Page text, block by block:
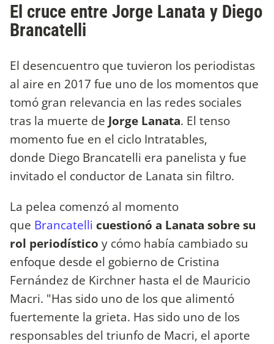
El cruce entre Jorge Lanata y Diego
Brancatelli
El desencuentro que tuvieron los periodistas
al aire en 2017 fue uno de los momentos que
tomó gran relevancia en las redes sociales
tras la muerte de Jorge Lanata. El tenso
momento fue en el ciclo Intratables,
donde Diego Brancatelli era panelista y fue
invitado el conductor de Lanata sin filtro.
La pelea comenzó al momento
que Brancatelli cuestionó a Lanata sobre su
rol periodístico y cómo había cambiado su
enfoque desde el gobierno de Cristina
Fernández de Kirchner hasta el de Mauricio
Macri. "Has sido uno de los que alimentó
fuertemente la grieta. Has sido uno de los
responsables del triunfo de Macri, el aporte